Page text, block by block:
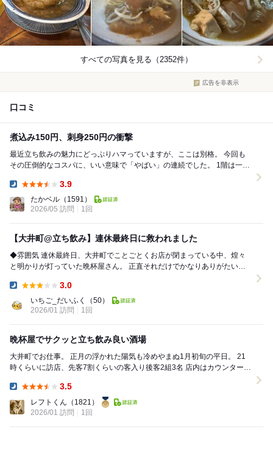
すべての写真を見る（2352件）
広告を非表示
口コミ
煮込み150円、刺身250円の衝撃
最近立ち飲みの魅力にどっぷりハマっていますが、ここは別格。 今回も
その圧倒的なコスパに、いい意味で「やばい」の連続でした。 1階は一人
3.9
たかベル （1591）
2026/05 訪問
1回
【大井町@立ち飲み】連休最終日に救われました
◆雰囲気 連休最終日、大井町でことごとくお店が閉まっている中、煌々
と明かりが灯っていた晩杯屋さん。 正直それだけでかなりありがたい存
3.0
いちご_だいふく
（50）
2026/01 訪問
1回
晩杯屋でサクッと立ち飲み良い酒場
大井町でお仕事。 正月の浮かれた陽気も冷めやまぬ1月初旬の平日。 21
時くらいに訪店、先客7割くらいの客入り後客2組3名 店内はカウンターと
3.5
レフトくん （1821）
2026/01 訪問
1回